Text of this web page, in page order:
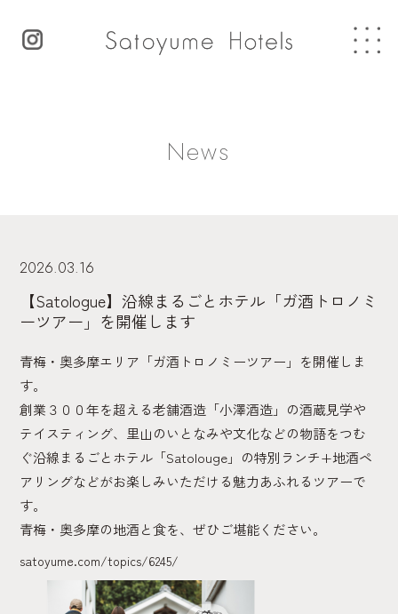
News
2026.03.16
【Satologue】沿線まるごとホテル「ガ酒トロノミ
ーツアー」を開催します
青梅・奥多摩エリア「ガ酒トロノミーツアー」を開催しま
す。
創業３００年を超える老舗酒造「小澤酒造」の酒蔵見学や
テイスティング、里山のいとなみや文化などの物語をつむ
ぐ沿線まるごとホテル「Satolouge」の特別ランチ+地酒ペ
アリングなどがお楽しみいただける魅力あふれるツアーで
す。
青梅・奥多摩の地酒と食を、ぜひご堪能ください。
satoyume.com/topics/6245/